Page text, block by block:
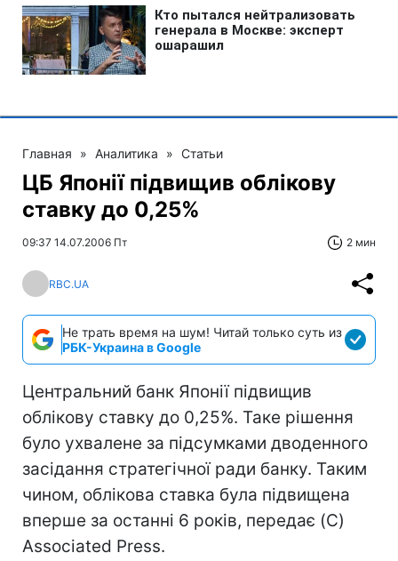
Главная » Аналитика » Статьи
ЦБ Японії підвищив облікову
ставку до 0,25%
09:37 14.07.2006 Пт 2 мин
RBC.UA
Не трать время на шум! Читай только суть из
РБК-Украина в Google
Центральний банк Японії підвищив
облікову ставку до 0,25%. Таке рішення
було ухвалене за підсумками дводенного
засідання стратегічної ради банку. Таким
чином, облікова ставка була підвищена
вперше за останні 6 років, передає (C)
Associated Press.